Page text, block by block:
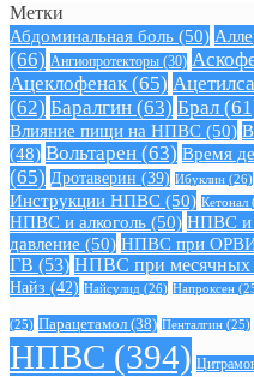
Метки
Абдоминальная боль (50)
(66) Ангиопротекторы (30)
Ацеклофенак (65)
(62) Баралгин (63) Брал
Влияние пищи на НПВС (50)
(48) Вольтарен (63) Время
(65) Дротаверин (39) Ибуклин (26)
Инструкции НПВС (50) Кетонал
НПВС и алкоголь (50) НПВС и
давление (50) НПВС при
ГВ (53) НПВС при месячных
Найз (42) Найсулид (26) Напроксен
(25) Парацетамол (38) Пенталгин (25)
НПВС (394)